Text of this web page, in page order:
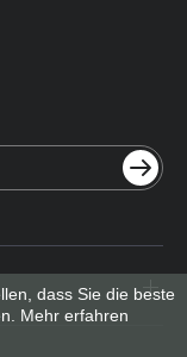
dass Sie die beste
Mehr erfahren